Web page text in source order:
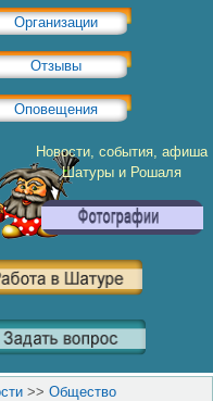
Организации
Отзывы
Оповещения
Новости, события, афиша
Шатуры и Рошаля
>> Общество